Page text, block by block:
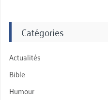
Catégories
Actualités
Bible
Humour